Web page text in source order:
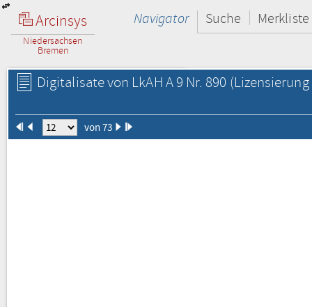
Arcinsys
Niedersachsen
Bremen
Navigator Suche Merkliste
Digitalisate von LkAH A 9 Nr. 890
von 73